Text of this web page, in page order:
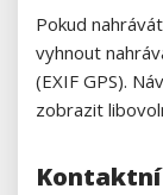
Pokud
vyhnout
(EXIF GPS).
zobrazit